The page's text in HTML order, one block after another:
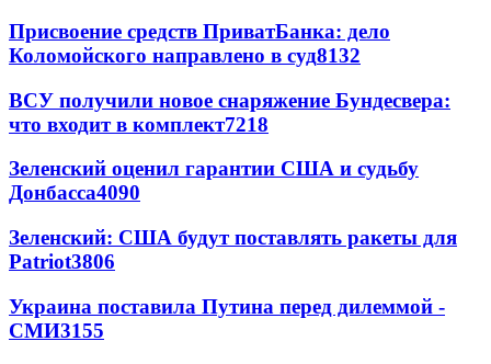
Присвоение средств ПриватБанка: дело
Коломойского направлено в суд8132
ВСУ получили новое снаряжение Бундесвера:
что входит в комплект7218
Зеленский оценил гарантии США и судьбу
Донбасса4090
Зеленский: США будут поставлять ракеты для
Patriot3806
Украина поставила Путина перед дилеммой -
СМИ3155